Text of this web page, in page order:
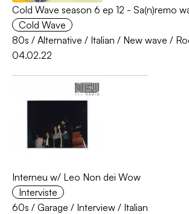
Cold Wave season 6 ep 12 - Sa(n)remo
Cold Wave
80s / Alternative / Italian / New wave /
04.02.22
Interneu w/ Leo Non dei Wow
Interviste
60s / Garage / Interview / Italian